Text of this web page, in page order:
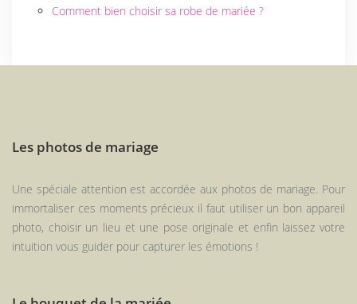
Comment bien choisir sa robe de mariée ?
Les photos de mariage
Une spéciale attention est accordée aux photos de mariage. Pour
immortaliser ces moments précieux il faut utiliser un bon appareil
photo, choisir un lieu et une pose originale et enfin laissez votre
intuition vous guider pour capturer les émotions !